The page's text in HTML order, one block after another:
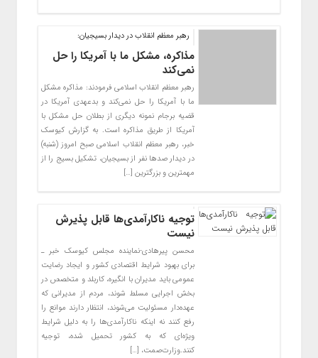
رهبر معظم انقلاب در دیدار بسیجیان:
مذاکره، مشکل ما با آمریکا را حل
نمی‌کند
رهبر معظم انقلاب اسلامی فرمودند: مذاکره مشکل
ما با آمریکا را حل نمی‌کند و بدعهدی آمریکا در
قضیه برجام نمونه دیگری از بطلان حل مشکل با
آمریکا از طریق مذاکره است. به گزارش کیوسک
خبر، رهبر معظم انقلاب اسلامی صبح امروز (شنبه)
در دیدار صدها نفر از بسیجیان، تشکیل بسیج را از
مهمترین و بزرگترین […]
توجیه ناکارآمدی‌ها قابل پذیرش
نیست
محسن پیرهادی-نماینده مجلس کیوسک خبر ـ
برای بهبود شرایط اقتصادی کشور و ایجاد رضایت‌
عمومی باید مدیران با انگیره، کاربلد و متخصص در
بخش اجرایی مسلط شوند، مردم از مدیرانی که
عهده‌دار مسئولیت می‌شوند، انتظار دارند موانع را
رفع کنند نه اینکه ناکارآمدی‌ها را به دلیل شرایط
ویژه‌ای که به کشور تحمیل شده، توجیه
کنند.وزارت‌صمت، […]